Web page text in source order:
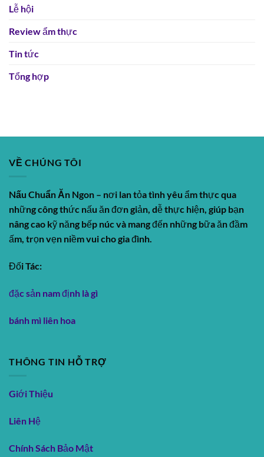
Lễ hội
Review ẩm thực
Tin tức
Tổng hợp
VỀ CHÚNG TÔI
Nấu Chuẩn Ăn Ngon – nơi lan tỏa tình yêu ẩm thực qua
những công thức nấu ăn đơn giản, dễ thực hiện, giúp bạn
nâng cao kỹ năng bếp núc và mang đến những bữa ăn đầm
ấm, trọn vẹn niềm vui cho gia đình.
Đối Tác:
đặc sản nam định là gì
bánh mì liên hoa
THÔNG TIN HỖ TRỢ
Giới Thiệu
Liên Hệ
Chính Sách Bảo Mật